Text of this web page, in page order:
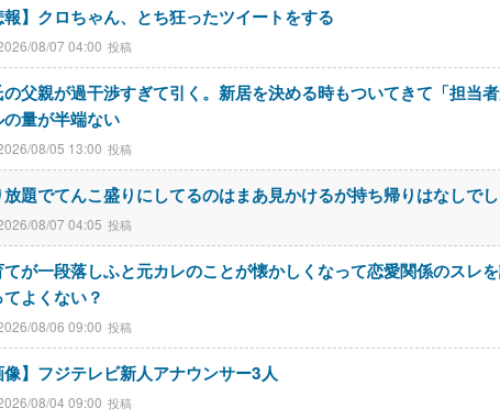
報】クロちゃん、とち狂ったツイートをする
08/07 04:00
父親が過干渉すぎて引く。新居を決める時もついてきて「担当
の量が半端ない
08/05 13:00
題でてんこ盛りにしてるのはまあ見かけるが持ち帰りはなしでし
08/07 04:05
が一段落しふと元カレのことが懐かしくなって恋愛関係のスレ
よくない？
08/06 09:00
像】フジテレビ新人アナウンサー3人
08/04 09:00